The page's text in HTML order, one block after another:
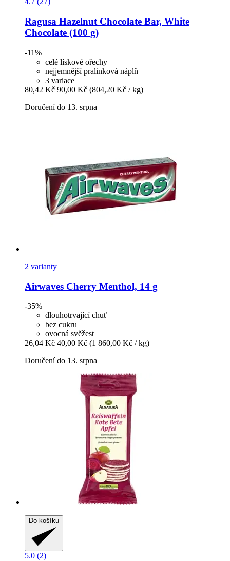
Ragusa Hazelnut Chocolate Bar, White
Chocolate (100 g)
-11%
celé lískové ořechy
nejjemnější pralinková náplň
3 variace
80,42 Kč 90,00 Kč (804,20 Kč / kg)
Doručení do 13. srpna
2 varianty
Airwaves Cherry Menthol, 14 g
-35%
dlouhotrvající chuť
bez cukru
ovocná svěžest
26,04 Kč 40,00 Kč (1 860,00 Kč / kg)
Doručení do 13. srpna
Do košíku
5.0 (2)